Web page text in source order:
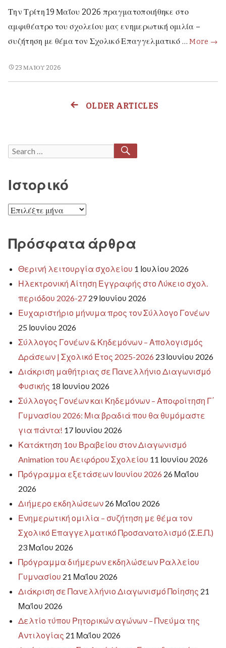
Την Τρίτη 19 Μαΐου 2026 πραγματοποιήθηκε στο
αμφιθέατρο του σχολείου μας ενημερωτική ομιλία –
συζήτηση με θέμα τον Σχολικό Επαγγελματικό …More →
ΕΝΗΜΕΡΩΤΙΚΉ
ΣΧΟΛΙΚΌ
ΕΠΑΓΓΕΛΜΑΤΙΚΌ
23 ΜΑΪ́ΟΥ 2026
Πλοήγηση
OLDER ARTICLES
Search
Ιστορικό
Ιστορικό
Πρόσφατα άρθρα
Θερινή λειτουργία σχολείου 1 Ιουλίου 2026
Ηλεκτρονική Αίτηση Εγγραφής στο Λύκειο σχολ.
περιόδου 2026-27 29 Ιουνίου 2026
Ευχαριστήριο μήνυμα προς τον Σύλλογο Γονέων
25 Ιουνίου 2026
Σύλλογος Γονέων & Κηδεμόνων – Απολογισμός
Δράσεων | Σχολικό Έτος 2025-2026 23 Ιουνίου 2026
Διάκριση μαθήτριας σε Πανελλήνιο Διαγωνισμό
Φυσικής 18 Ιουνίου 2026
Σύλλογος Γονέων και Κηδεμόνων – Αποφοίτηση Γ΄
Γυμνασίου 2026: Μια βραδιά που θα θυμόμαστε
για πάντα! 17 Ιουνίου 2026
Κατάκτηση 1ου Βραβείου στον Διαγωνισμό
Animation του Αειφόρου Σχολείου 11 Ιουνίου 2026
Πρόγραμμα εξετάσεων Ιουνίου 2026 26 Μαΐου
2026
Διήμερο εκδηλώσεων 26 Μαΐου 2026
Ενημερωτική ομιλία – συζήτηση με θέμα τον
Σχολικό Επαγγελματικό Προσανατολισμό (Σ.Ε.Π.)
23 Μαΐου 2026
Πρόγραμμα διήμερων εκδηλώσεων Ραλλείου
Γυμνασίου 21 Μαΐου 2026
Διάκριση σε Πανελλήνιο Διαγωνισμό Ποίησης 21
Μαΐου 2026
Δελτίο τύπου Ρητορικών αγώνων – Πνεύμα της
Αντιλογίας 21 Μαΐου 2026